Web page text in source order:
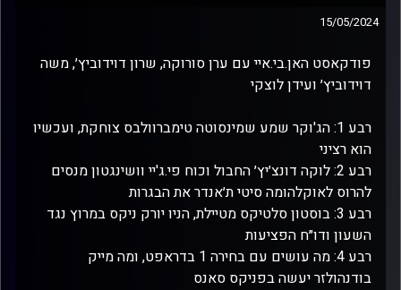
15/05/2024
פודקאסט האן.בי.איי עם ערן סורוקה, שרון דוידוביץ׳, משה
דוידוביץ׳ ועידן לוצקי
רבע 1: הג'וקר שמע שמינסוטה טימברוולבס צוחקת, ועכשיו
הוא רציני
רבע 2: לוקה דונצ׳יץ׳ החבול וכוח פי.ג'יי וושינגטון מנסים
להרוס לאוקלהומה סיטי ת׳אנדר את הבגרות
רבע 3: בוסטון סלטיקס מטיילת, הניו יורק ניקס במרוץ נגד
השעון ודו״ח הפציעות
‏רבע 4: מה עושים עם בחירה 1 בדראפט, ומה מייק
בודנהולזר יעשה בפניקס סאנס